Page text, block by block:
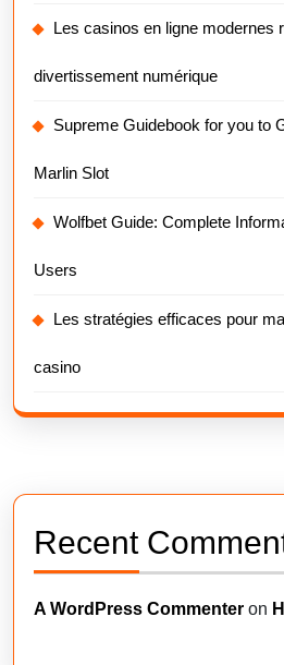
Les casinos en ligne modernes
divertissement numérique
Supreme Guidebook for you to
Marlin Slot
Wolfbet Guide: Complete
Users
Les stratégies efficaces pour
casino
Recent
A WordPress Commenter on